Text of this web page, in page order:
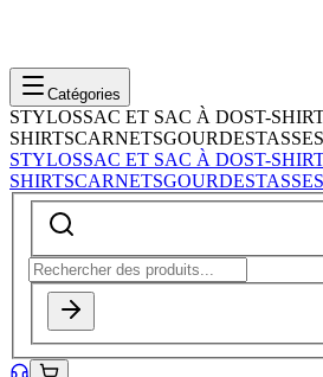
Catégories
STYLOSSAC ET SAC À DOST-
SHIRTSCARNETSGOURDESTASSES
STYLOSSAC ET SAC À DOST-
SHIRTSCARNETSGOURDESTASSES